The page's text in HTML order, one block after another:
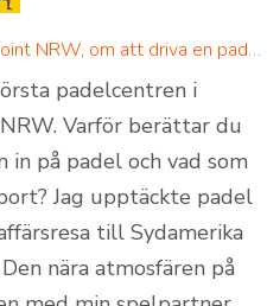
Intervju med Mike Rose, Padel Point NRW, om att driva en padelanläggning
padelcentren i
Varför berättar du
på padel och vad som
Jag upptäckte padel
till Sydamerika
nära atmosfären på